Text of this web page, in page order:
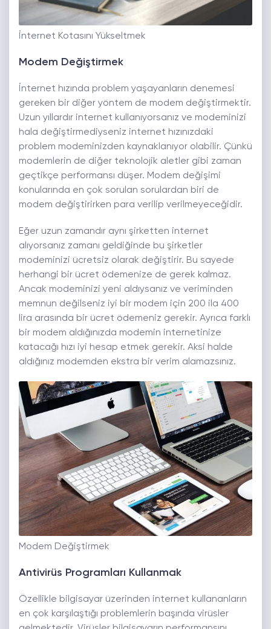
İnternet Kotasını Yükseltmek
Modem Değiştirmek
İnternet hızında problem yaşayanların denemesi
gereken bir diğer yöntem de modem değiştirmektir.
Uzun yıllardır internet kullanıyorsanız ve modeminizi
hala değiştirmediyseniz internet hızınızdaki
problem modeminizden kaynaklanıyor olabilir. Çünkü
modemlerin de diğer teknolojik aletler gibi zaman
geçtikçe performansı düşer. Modem değişimi
konularında en çok sorulan sorulardan biri de
modem değiştirirken para verilip verilmeyeceğidir.
Eğer uzun zamandır aynı şirketten internet
alıyorsanız zamanı geldiğinde bu şirketler
modeminizi ücretsiz olarak değiştirir. Bu sayede
herhangi bir ücret ödemenize de gerek kalmaz.
Ancak modeminizi yeni aldıysanız ve veriminden
memnun değilseniz iyi bir modem için 200 ila 400
lira arasında bir ücret ödemeniz gerekir. Ayrıca farklı
bir modem aldığınızda modemin internetinize
katacağı hızı iyi hesap etmek gerekir. Aksi halde
aldığınız modemden ekstra bir verim alamazsınız.
Modem Değiştirmek
Antivirüs Programları Kullanmak
Özellikle bilgisayar üzerinden internet kullananların
en çok karşılaştığı problemlerin başında virüsler